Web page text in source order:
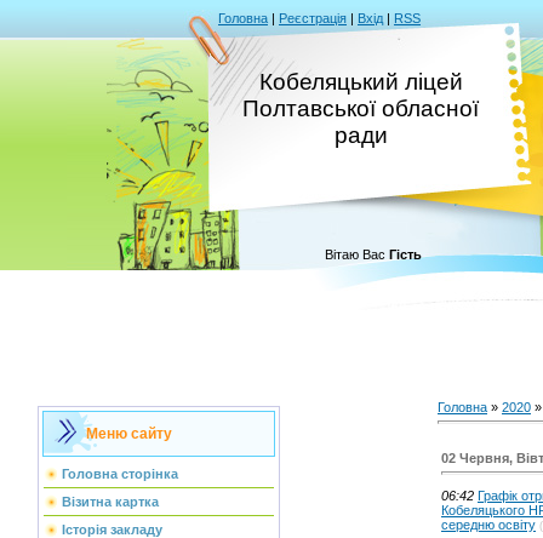
Головна | Реєстрація | Вхід | RSS
Кобеляцький ліцей
Полтавської обласної
ради
Вітаю Вас Гість
Меню сайту
Головна сторінка
Візитна картка
Історія закладу
Головна » 2020 »
02 Червня,
06:42 Графік
Кобеляцького
середню освіту